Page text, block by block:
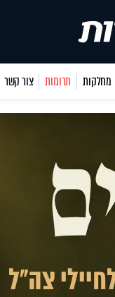
מחלקות תרומות צור קשר